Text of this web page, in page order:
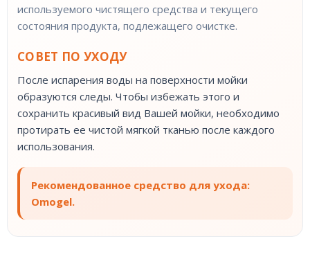
используемого чистящего средства и текущего
состояния продукта, подлежащего очистке.
СОВЕТ ПО УХОДУ
После испарения воды на поверхности мойки
образуются следы. Чтобы избежать этого и
сохранить красивый вид Вашей мойки, необходимо
протирать ее чистой мягкой тканью после каждого
использования.
Рекомендованное средство для ухода:
Omogel.